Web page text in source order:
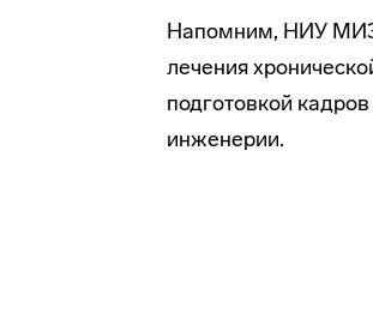
Напомним, НИУ
лечения
подготовкой
инженерии.